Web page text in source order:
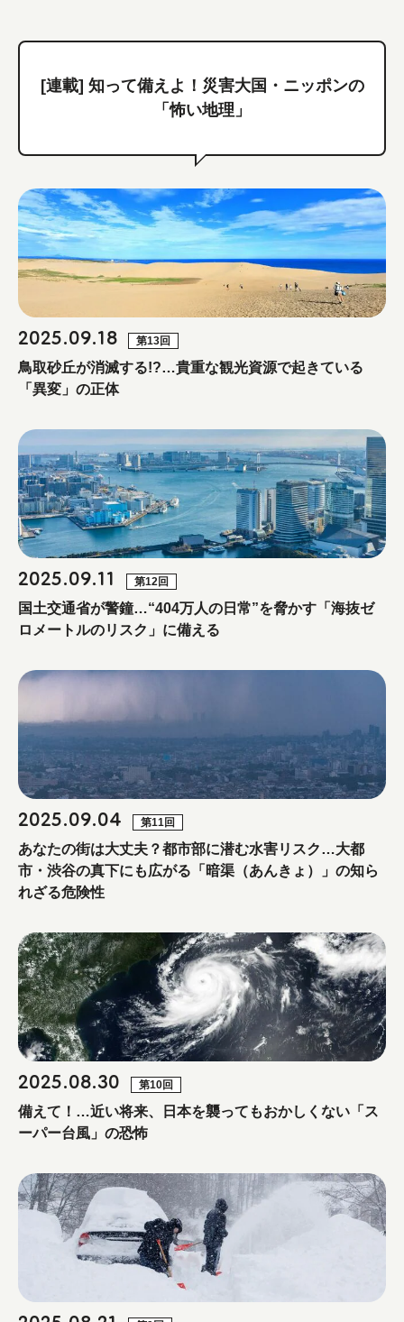
[連載] 知って備えよ！災害大国・ニッポンの
「怖い地理」
2025.09.18 第13回
鳥取砂丘が消滅する!?…貴重な観光資源で起きている
「異変」の正体
2025.09.11 第12回
国土交通省が警鐘…“404万人の日常”を脅かす「海抜ゼ
ロメートルのリスク」に備える
2025.09.04 第11回
あなたの街は大丈夫？都市部に潜む水害リスク…大都
市・渋谷の真下にも広がる「暗渠（あんきょ）」の知ら
れざる危険性
2025.08.30 第10回
備えて！…近い将来、日本を襲ってもおかしくない「ス
ーパー台風」の恐怖